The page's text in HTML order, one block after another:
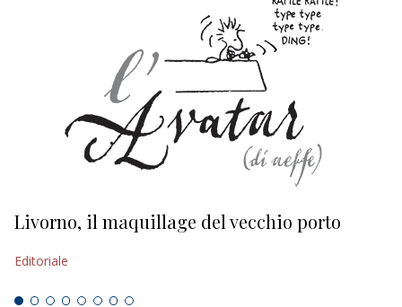
Livorno, il maquillage del vecchio porto
Editoriale